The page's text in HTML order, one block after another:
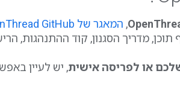
, המאגר של OpenThread GitHub
מדריך הסגנון, קוד ההתנהגות,
, יש לעיין